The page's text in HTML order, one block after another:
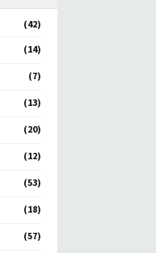
(42)
(14)
(7)
(13)
(20)
(12)
(53)
(18)
(57)